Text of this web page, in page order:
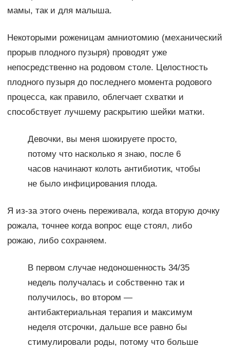
мамы, так и для малыша.
Некоторыми роженицам амниотомию (механический
прорыв плодного пузыря) проводят уже
непосредственно на родовом столе. Целостность
плодного пузыря до последнего момента родового
процесса, как правило, облегчает схватки и
способствует лучшему раскрытию шейки матки.
Девочки, вы меня шокируете просто,
потому что насколько я знаю, после 6
часов начинают колоть антибиотик, чтобы
не было инфицирования плода.
Я из-за этого очень переживала, когда вторую дочку
рожала, точнее когда вопрос еще стоял, либо
рожаю, либо сохраняем.
В первом случае недоношенность 34/35
недель получалась и собственно так и
получилось, во втором —
антибактериальная терапия и максимум
неделя отсрочки, дальше все равно бы
стимулировали роды, потому что больше